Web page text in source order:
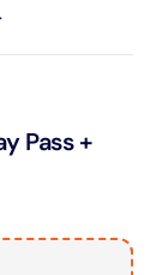
Pass +